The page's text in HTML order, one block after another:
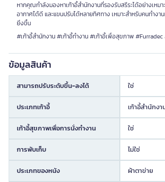
หากคุณกำลังมองหาเก้าอี้สำนักงานที่รองรับสรีระได้อย่างเหม
อากาศได้ดี และแขนปรับได้หลายทิศทาง เหมาะสำหรับคนทำ
ยิ่งขึ้น
#เก้าอี้สำนักงาน #เก้าอี้ทำงาน #เก้าอี้เพื่อสุขภาพ #Furradec
ข้อมูลสินค้า
สามารถปรับระดับขึ้น-ลงได้ ใช่
ประเภทเก้าอี้ เก้าอี้สำนักงา
เก้าอี้สุขภาพเพื่อการนั่งทำงาน ใช่
การพับเก็บ ไม่ใช่
ประเภทของหนัง ผ้าตาข่าย